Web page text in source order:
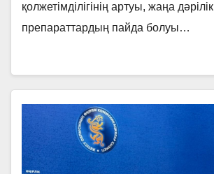
қолжетімділігінің артуы, жаңа дәрілік
препараттардың пайда болуы…